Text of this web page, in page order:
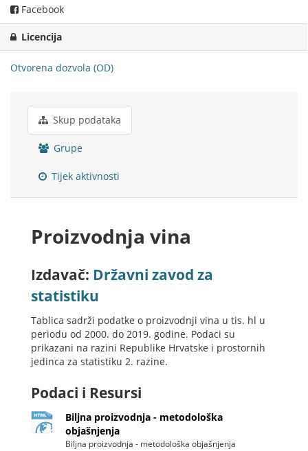
Facebook
Licencija
Otvorena dozvola (OD)
Skup podataka
Grupe
Tijek aktivnosti
Proizvodnja vina
Izdavač: Državni zavod za
statistiku
Tablica sadrži podatke o proizvodnji vina u tis. hl u
periodu od 2000. do 2019. godine. Podaci su
prikazani na razini Republike Hrvatske i prostornih
jedinca za statistiku 2. razine.
Podaci i Resursi
Biljna proizvodnja - metodološka
objašnjenja
Biljna proizvodnja - metodološka objašnjenja